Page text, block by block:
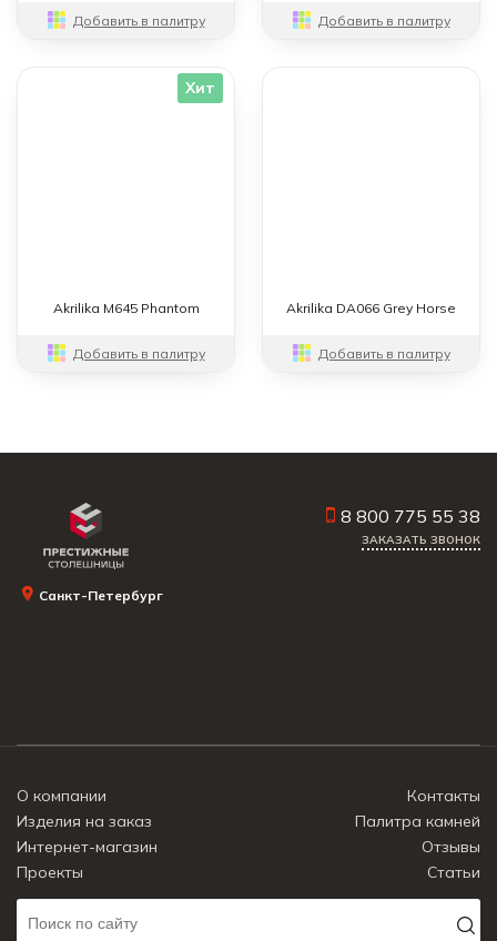
Добавить в палитру Добавить в палитру
Хит
Akrilika M645 Phantom
Добавить в палитру
Akrilika DA066 Grey Horse
Добавить в палитру
Санкт-Петербург
8 800 775 55 38
ЗАКАЗАТЬ ЗВОНОК
О компании
Контакты
Изделия на заказ
Палитра камней
Интернет-магазин
Отзывы
Проекты
Статьи